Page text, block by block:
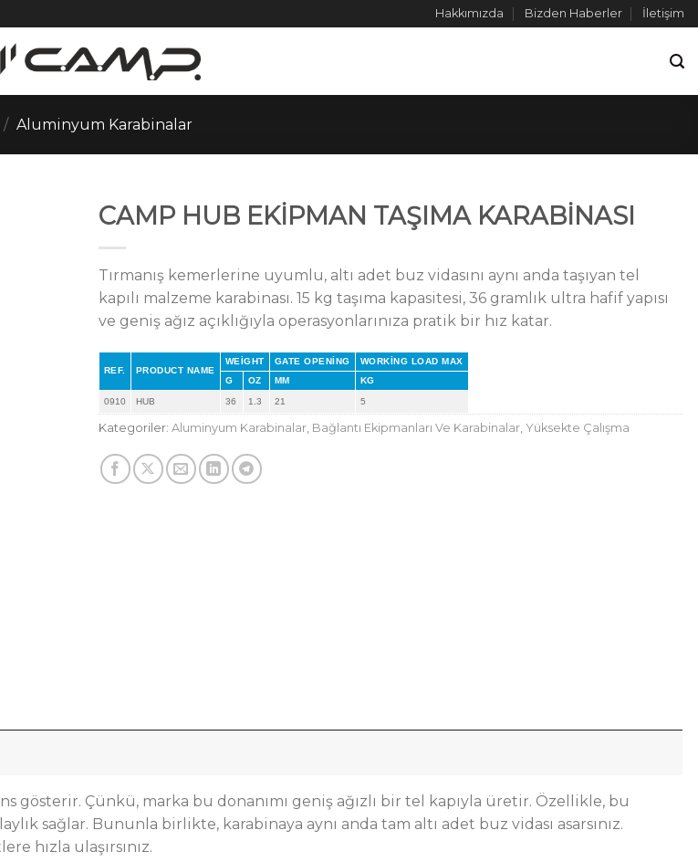
Hakkımızda Bizden Haberler İletişim
/ Aluminyum Karabinalar
CAMP HUB EKİPMAN TAŞIMA KARABİNASI
Tırmanış kemerlerine uyumlu, altı adet buz vidasını aynı anda taşıyan tel
kapılı malzeme karabinası. 15 kg taşıma kapasitesi, 36 gramlık ultra hafif yapısı
ve geniş ağız açıklığıyla operasyonlarınıza pratik bir hız katar.
REF. PRODUCT NAME
WEIGHT GATE OPENING
WORKING LOAD MAX
G
OZ MM KG
0910 HUB 36 1.3 21 5
Kategoriler: Aluminyum Karabinalar Bağlantı Ekipmanları Ve Karabinalar Yüksekte Çalışma
Çünkü, marka bu donanımı geniş ağızlı bir tel kapıyla üretir. Özellikle, bu
sağlar. Bununla birlikte, karabinaya aynı anda tam altı adet buz vidası asarsınız.
hızla ulaşırsınız.